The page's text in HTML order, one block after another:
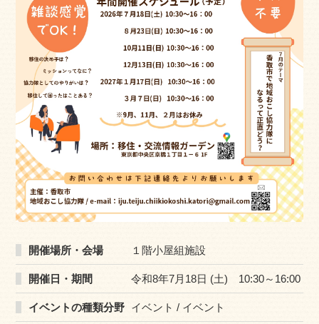
開催場所・会場 １階小屋組施設
開催日・期間 令和8年7月18日 (土) 10:30～16:00
イベントの種類分野 イベント / イベント